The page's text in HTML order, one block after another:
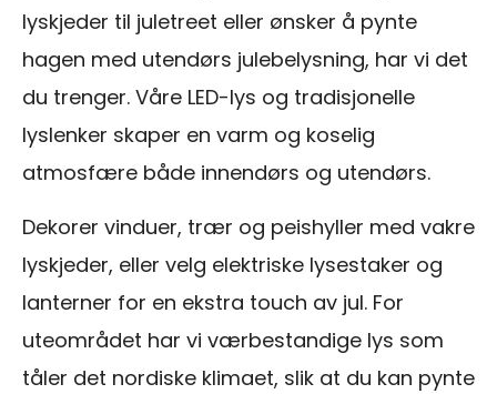
lyskjeder til juletreet eller ønsker å pynte
hagen med utendørs julebelysning, har vi det
du trenger. Våre LED-lys og tradisjonelle
lyslenker skaper en varm og koselig
atmosfære både innendørs og utendørs.
Dekorer vinduer, trær og peishyller med vakre
lyskjeder, eller velg elektriske lysestaker og
lanterner for en ekstra touch av jul. For
uteområdet har vi værbestandige lys som
tåler det nordiske klimaet, slik at du kan pynte